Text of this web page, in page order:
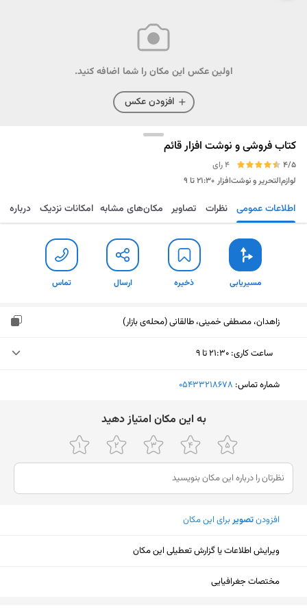
اولین عکس این مکان را شما اضافه کنید.
افزودن عکس
کتاب فروشی و نوشت افزار قائم
4/5
4 رای
لوازم‌التحریر و نوشت‌افزار ۲۱:۳۰ تا ۹
مسیریابی ذخیره ارسال تماس اطلاعات عمومی نظرات تصاویر مکان‌های مشابه امکانات نزدیک درباره
مسیریابی ذخیره ارسال تماس
زاهدان، مصطفی خمینی، طالقانی (محله‌ی بازار)
ساعت کاری: ۲۱:۳۰ تا ۹
یکشنبه (امروز)
چهارشنبه
۲۱:۳۰ تا ۹
پنجشنبه
۲۱:۳۰ تا ۹
جمعه
شنبه
شماره تماس: ‎05433218678
ﺑﻪ اﯾﻦ ﻣﮑﺎن اﻣﺘﯿﺎز دﻫﯿﺪ
افزودنتصویربرای این مکان
ویرایش اطلاعات یا گزارش تعطیلی این مکان
مختصات جغرافیایی